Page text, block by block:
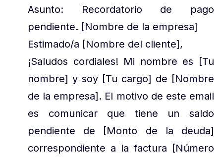
Asunto: Recordatorio de pago
pendiente. [Nombre de la empresa]
Estimado/a [Nombre del cliente],
¡Saludos cordiales! Mi nombre es [Tu
nombre] y soy [Tu cargo] de [Nombre
de la empresa]. El motivo de este email
es comunicar que tiene un saldo
pendiente de [Monto de la deuda]
correspondiente a la factura [Número